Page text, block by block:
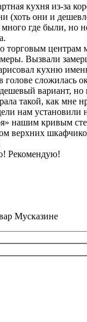
кухня из-за
(хоть они и
где были, но
торговым центрам
Вызвали
кухню
голове сложилась
вариант, но
такой, как мне
нам
нашим кривым
верхних
Рекомендую!
Мусказине